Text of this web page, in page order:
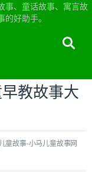
事、童话故事、寓言故
好助手。
教故事大
童故事-小马儿童故事网